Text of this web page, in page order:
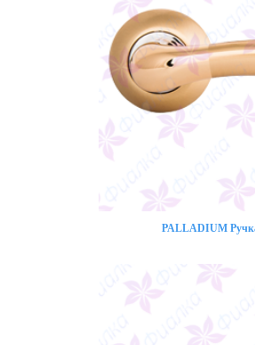
PALLADIUM